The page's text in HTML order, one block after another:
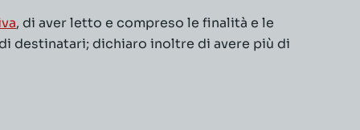
, di aver letto e compreso le finalità e le
destinatari; dichiaro inoltre di avere più di